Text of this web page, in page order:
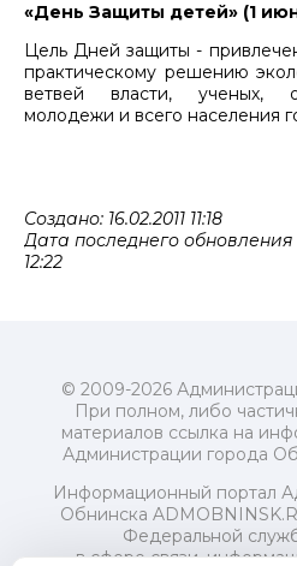
«День Защиты детей» (1
Цель Дней защиты -
практическому решению
ветвей власти, ученых,
молодежи и всего населения
Создано: 16.02.2011 11:18
Дата последнего обновления
12:22
© 2009-2026
При полном, либо
материалов ссылка на
Администрации города
Информационный портал
Обнинска
Федеральной
в сфере связи,